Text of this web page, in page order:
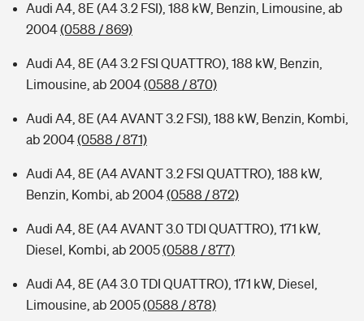
Audi A4, 8E (A4 3.2 FSI), 188 kW, Benzin, Limousine, ab
2004(0588 / 869)
Audi A4, 8E (A4 3.2 FSI QUATTRO), 188 kW, Benzin,
Limousine, ab 2004(0588 / 870)
Audi A4, 8E (A4 AVANT 3.2 FSI), 188 kW, Benzin, Kombi,
ab 2004(0588 / 871)
Audi A4, 8E (A4 AVANT 3.2 FSI QUATTRO), 188 kW,
Benzin, Kombi, ab 2004(0588 / 872)
Audi A4, 8E (A4 AVANT 3.0 TDI QUATTRO), 171 kW,
Diesel, Kombi, ab 2005(0588 / 877)
Audi A4, 8E (A4 3.0 TDI QUATTRO), 171 kW, Diesel,
Limousine, ab 2005(0588 / 878)